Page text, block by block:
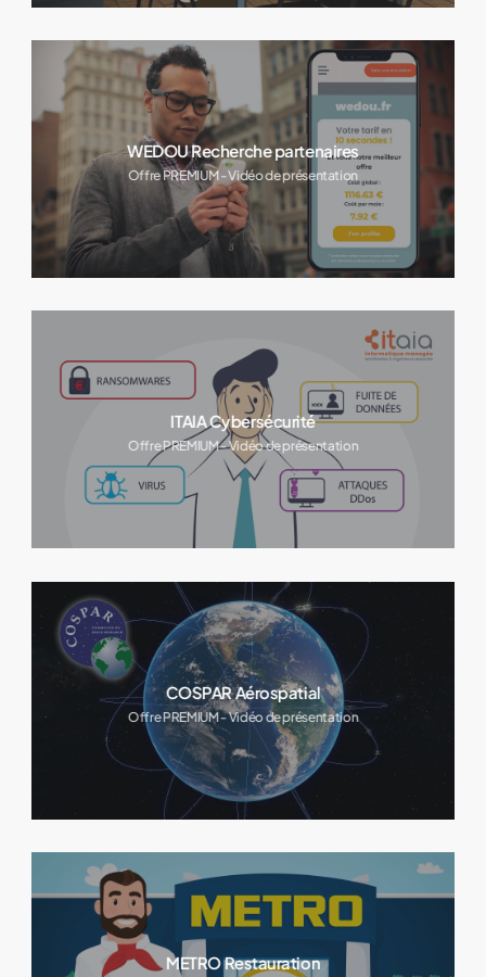
WEDOU Recherche partenaires
Offre PREMIUM - Vidéo de présentation
ITAIA Cybersécurité
Offre PREMIUM - Vidéo de présentation
COSPAR Aérospatial
Offre PREMIUM - Vidéo de présentation
METRO Restauration